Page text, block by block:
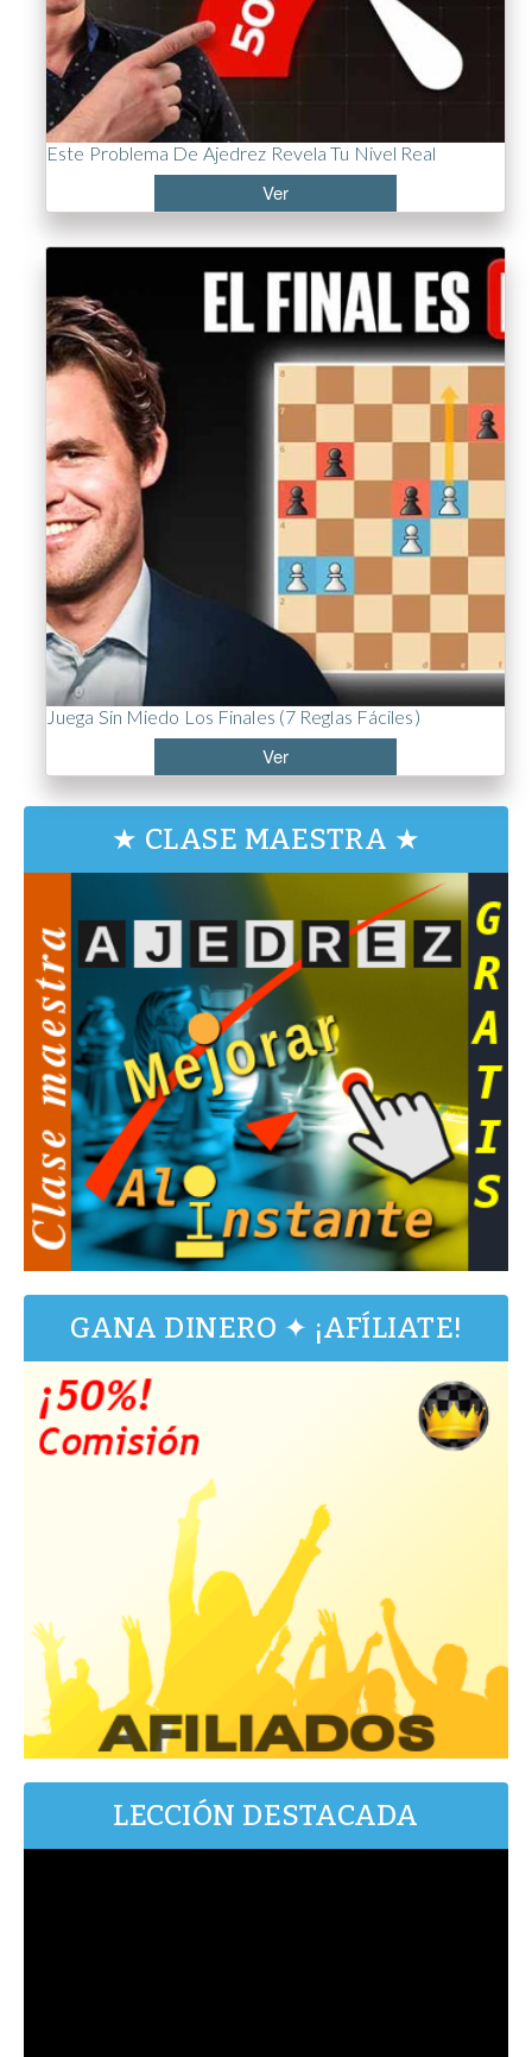
Este Problema De Ajedrez Revela Tu Nivel Real
Ver
Juega Sin Miedo Los Finales (7 Reglas Fáciles)
Ver
★ CLASE MAESTRA ★
GANA DINERO ✦ ¡AFÍLIATE!
LECCIÓN DESTACADA